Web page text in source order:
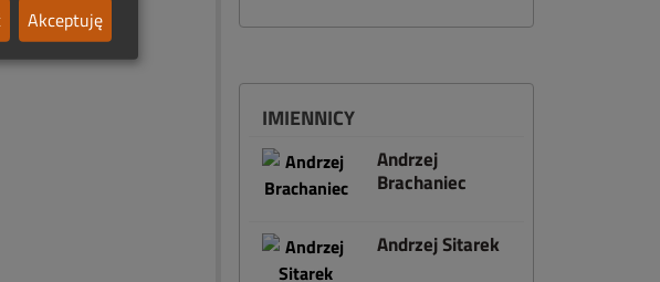
IMIENNICY
Andrzej
Brachaniec
Andrzej Sitarek
Akceptuję